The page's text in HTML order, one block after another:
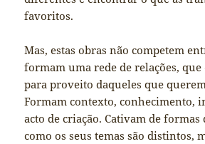
favoritos.
Mas, estas obras não competem
formam uma rede de relações, que
para proveito daqueles que
Formam contexto, conhecimento,
acto de criação. Cativam de
como os seus temas são distintos,